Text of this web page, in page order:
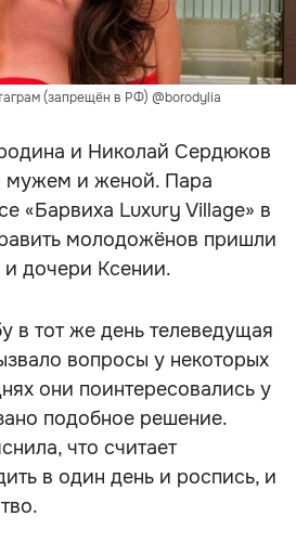
(запрещён в РФ) @borodylia
и Николай Сердюков
мужем и женой. Пара
«Барвиха Luxury Village» в
молодожёнов пришли
и дочери Ксении.
в тот же день телеведущая
вопросы у некоторых
они поинтересовались у
подобное решение.
что считает
в один день и роспись, и